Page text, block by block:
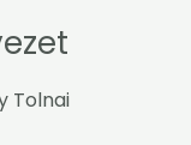
Tolnai